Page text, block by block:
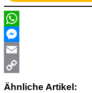
WhatsApp
Messenger
Email
Copy
Ähnliche Artikel: